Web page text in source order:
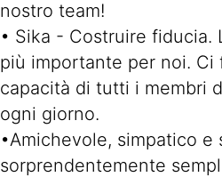
nostro team!
• Sika - Costruire fiducia.
più importante per noi. Ci
capacità di tutti i membri
ogni giorno.
•Amichevole, simpatico e
sorprendentemente